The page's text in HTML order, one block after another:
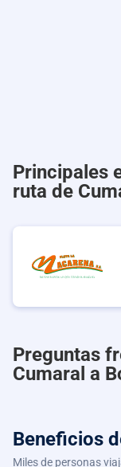
Principales
ruta de
Preguntas
Cumaral a
Beneficios
Miles de personas